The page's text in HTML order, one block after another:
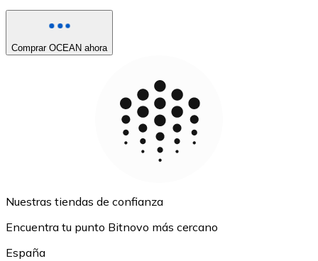
Comprar OCEAN ahora
Nuestras tiendas de confianza
Encuentra tu punto Bitnovo más cercano
España